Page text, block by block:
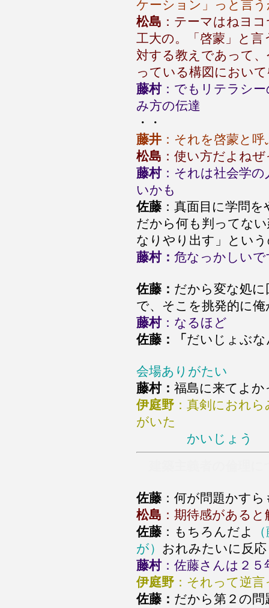
ケーション」っと言
松島 ：テーマはねヨ
工大の。「啓蒙」と
対する教えであって
っている構図におい
藤村：でもリテラシ
み方の伝達
・・
藤井 ：それを啓蒙と
松島 ：使い方だよね
藤村：それは社会学
いかも
佐藤 ：真面目に学問
だから何も判ってな
なりやり出す」とい
藤村： 危なっかしい
佐藤： だから変な処
で、そこを挑発的に
藤村：なるほど
佐藤：「 だいじょぶ
会場ありがたい
藤村： 福島に来てよ
伊庭野 ：真剣におれ
がいた
かいじょう わ
佐藤 ：何が問題かす
松島 ：期待感がある
佐藤 ：もちろんだよ
が） おれみたいに反
藤村：佐藤さんは２
伊庭野 ：それって逆
佐藤： だから第２の問